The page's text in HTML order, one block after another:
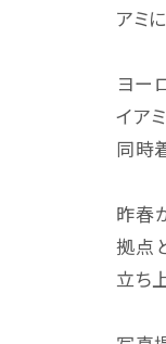
アミ
ヨー
イア
同時
昨春
拠点
立ち